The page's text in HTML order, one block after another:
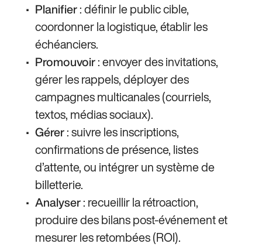
Planifier: définir le public cible,
coordonner la logistique, établir les
échéanciers.
Promouvoir: envoyer des invitations,
gérer les rappels, déployer des
campagnes multicanales (courriels,
textos, médias sociaux).
Gérer: suivre les inscriptions,
confirmations de présence, listes
d’attente, ou intégrer un système de
billetterie.
Analyser: recueillir la rétroaction,
produire des bilans post-événement et
mesurer les retombées (ROI).